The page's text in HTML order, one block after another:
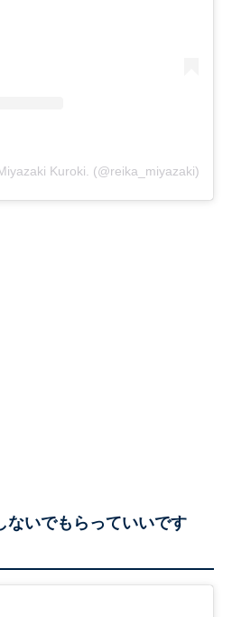
Kuroki. (@reika_miyazaki)
ないでもらっていいです